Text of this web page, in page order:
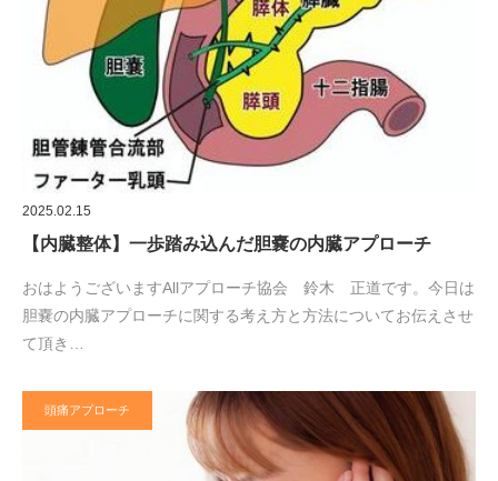
2025.02.15
【内臓整体】一歩踏み込んだ胆嚢の内臓アプローチ
おはようございますAllアプローチ協会 鈴木 正道です。今日は
胆嚢の内臓アプローチに関する考え方と方法についてお伝えさせ
て頂き…
頭痛アプローチ